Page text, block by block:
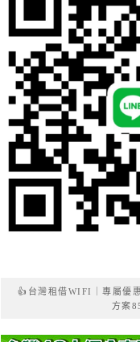
👍台灣租借WIFI｜專屬優
方案